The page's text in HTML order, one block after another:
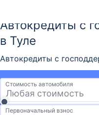
Автокредиты с
в Туле
Автокредиты с
Стоимость автомобиля
Первоначальный взнос